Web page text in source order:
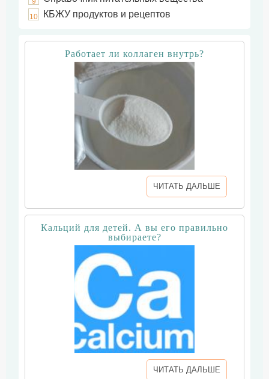
10 КБЖУ продуктов и рецептов
Работает ли коллаген внутрь?
ЧИТАТЬ ДАЛЬШЕ
Кальций для детей. А вы его правильно
выбираете?
ЧИТАТЬ ДАЛЬШЕ